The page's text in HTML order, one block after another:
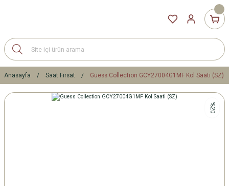
Anasayfa Saat Fırsat Guess Collection GCY27004G1MF Kol Saati (SZ)
%20